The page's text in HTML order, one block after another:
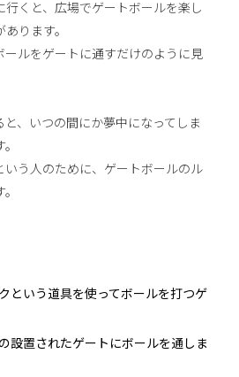
行くと、広場でゲートボールを楽し
ります。
ールをゲートに通すだけのように見
と、いつの間にか夢中になってしま
いう人のために、ゲートボールのル
という道具を使ってボールを打つゲ
設置されたゲートにボールを通しま